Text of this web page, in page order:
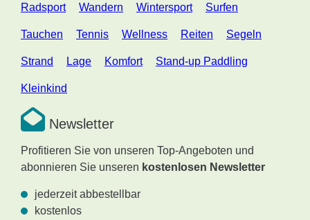
Radsport Wandern Wintersport Surfen
Tauchen Tennis Wellness Reiten Segeln
Strand Lage Komfort Stand-up Paddling
Kleinkind
Newsletter
Profitieren Sie von unseren Top-Angeboten und
abonnieren Sie unseren kostenlosen Newsletter
jederzeit abbestellbar
kostenlos